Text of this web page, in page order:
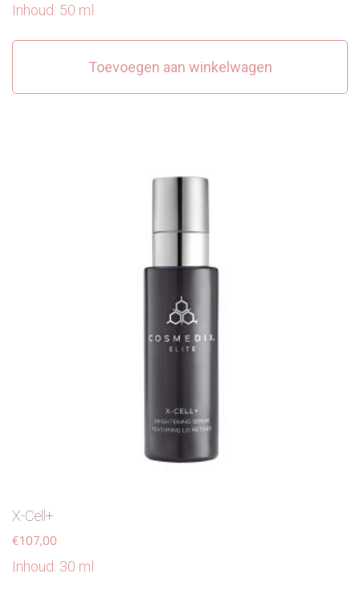
Inhoud: 50 ml
Toevoegen aan winkelwagen
X-Cell+
€107,00
Inhoud: 30 ml